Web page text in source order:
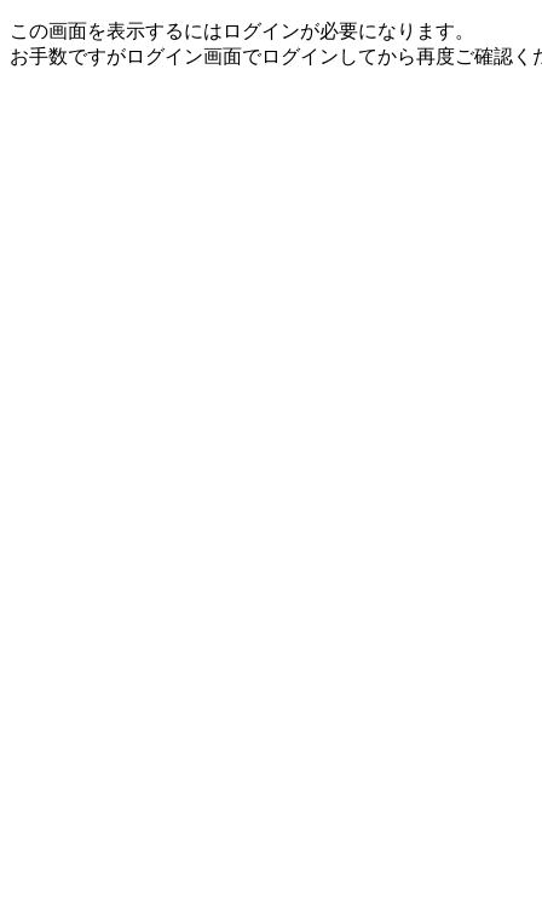
この画面を表示するにはログインが必要になります。
お手数ですがログイン画面でログインしてから再度ご確認く